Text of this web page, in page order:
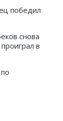
победил
снова
в